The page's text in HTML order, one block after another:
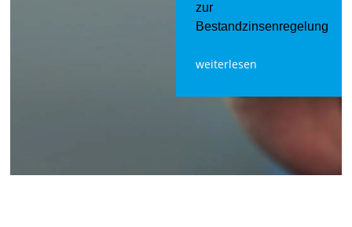
zur
Bestandzinsenregelung
weiterlesen